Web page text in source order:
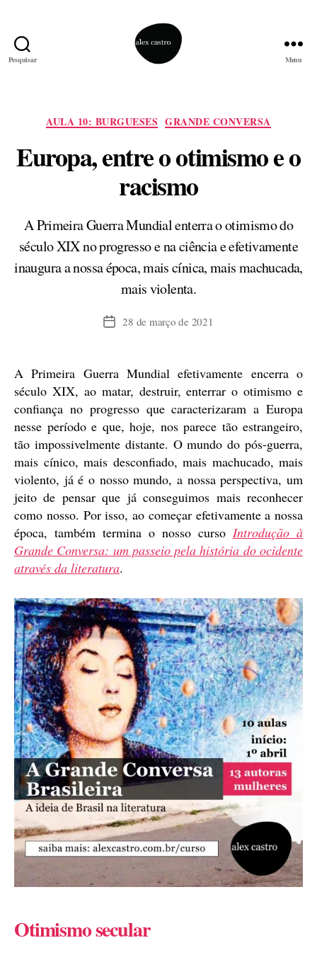
Pesquisar Menu
Categorias
AULA 10: BURGUESES GRANDE CONVERSA
Europa, entre o otimismo e o
racismo
A Primeira Guerra Mundial enterra o otimismo do
século XIX no progresso e na ciência e efetivamente
inaugura a nossa época, mais cínica, mais machucada,
mais violenta.
Data28 de março de 2021
A Primeira Guerra Mundial efetivamente encerra o
século XIX, ao matar, destruir, enterrar o otimismo e
confiança no progresso que caracterizaram a Europa
nesse período e que, hoje, nos parece tão estrangeiro,
tão impossivelmente distante. O mundo do pós-guerra,
mais cínico, mais desconfiado, mais machucado, mais
violento, já é o nosso mundo, a nossa perspectiva, um
jeito de pensar que já conseguimos mais reconhecer
como nosso. Por isso, ao começar efetivamente a nossa
época, também termina o nosso curso Introdução à
Grande Conversa: um passeio pela história do ocidente
através da literatura.
Otimismo secular